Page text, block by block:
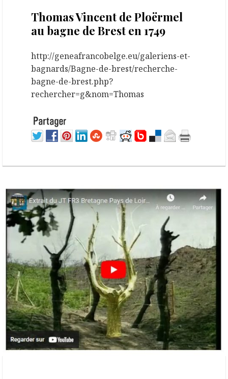
Thomas Vincent de Ploërmel
au bagne de Brest en 1749
http://geneafrancobelge.eu/galeriens-et-
bagnards/Bagne-de-brest/recherche-
bagne-de-brest.php?
rechercher=g&nom=Thomas